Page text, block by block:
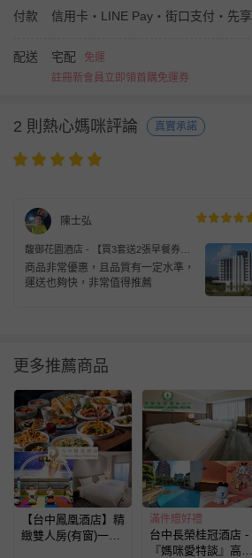
付款
配送 宅配
免運
註冊新會員立即領首購免運券
2 則熱心媽咪評論 真實承諾
陳士弘
馥御花園酒店 - 【買3套送2張早餐券】
『媽咪愛特談』平日2大送2小入住四人
房住宿券三套組贈送2張成人早餐券-使
用期限至2027/5/31，贈送券逾期失效
商品非常優惠，且品質有一定水準，
運送也夠快，非常值得推薦
更多推薦商品
【台中鳳凰酒店】精
緻雙人房(有窗)一泊
滿件贈好禮
台中長榮桂冠酒店 -
『媽咪愛特談』高級